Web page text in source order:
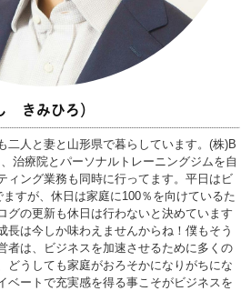
きみひろ）
二人と妻と山形県で暮らしています。(株)B
治療院とパーソナルトレーニングジムを自
ィング業務も同時に行ってます。平日はビ
すが、休日は家庭に100％を向けているた
グの更新も休日は行わないと決めています
長は今しか味わえませんからね！僕もそう
者は、ビジネスを加速させるために多くの
どうしても家庭がおろそかになりがちにな
ベートで充実感を得る事こそがビジネスを